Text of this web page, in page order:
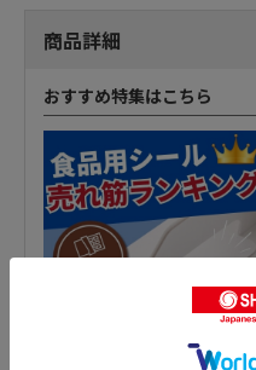
商品詳細
おすすめ特集はこちら